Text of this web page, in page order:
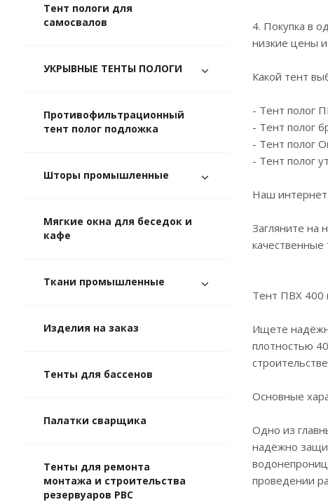
Тент пологи для
самосвалов
УКРЫВНЫЕ ТЕНТЫ ПОЛОГИ
Противофильтрационный
тент полог подложка
Шторы промышленные
Мягкие окна для беседок и
кафе
Ткани промышленные
Изделия на заказ
Тенты для бассенов
Палатки сварщика
Тенты для ремонта
монтажа и строительства
резервуаров РВС
4. Покупка в
низкие цены и
Какой тент
- Тент полог
- Тент полог
- Тент полог
- Тент полог
Наш
Загляните на
Тент ПВХ 400
Ищете
плотностью
Основные
Одно из
надёжно
проведении